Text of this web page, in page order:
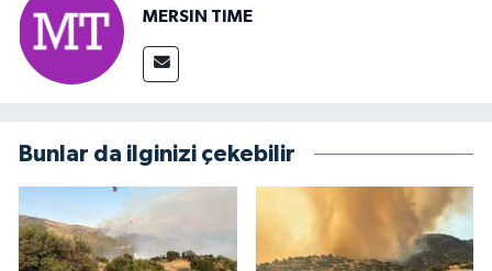
MERSIN TIME
Bunlar da ilginizi çekebilir